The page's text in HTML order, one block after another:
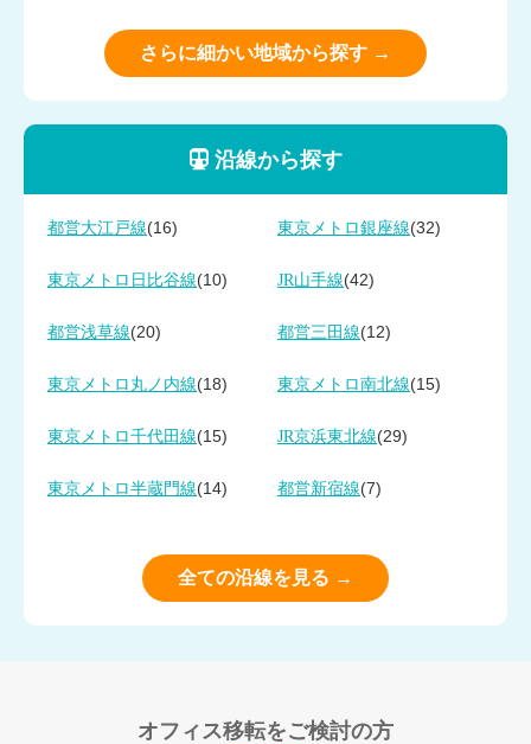
さらに細かい地域から探す →
沿線から探す
都営大江戸線(16) 東京メトロ銀座線(32)
東京メトロ日比谷線(10) JR山手線(42)
都営浅草線(20) 都営三田線(12)
東京メトロ丸ノ内線(18) 東京メトロ南北線(15)
東京メトロ千代田線(15) JR京浜東北線(29)
東京メトロ半蔵門線(14) 都営新宿線(7)
全ての沿線を見る →
オフィス移転をご検討の方